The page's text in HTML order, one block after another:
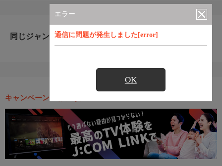
エラー
通信に問題が発生しました[error]
OK
同じジャンルのおすすめ番組
キャンペーン・お得な情報